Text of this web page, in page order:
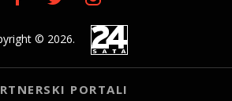
© 2026.
PORTALI